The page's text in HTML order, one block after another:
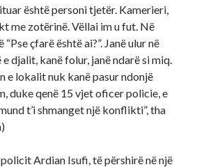
është personi tjetër. Kamerieri,
me zotërinë. Vëllai im u fut. Në
çfarë është ai?”. Janë ulur në
djalit, kanë folur, janë ndarë si miq.
e lokalit nuk kanë pasur ndonjë
duke qenë 15 vjet oficer policie, e
t’i shmanget një konflikti”, tha
Ardian Isufi, të përshirë në një